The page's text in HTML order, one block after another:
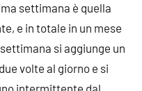
settimana è quella
e in totale in un mese
si aggiunge un
volte al giorno e si